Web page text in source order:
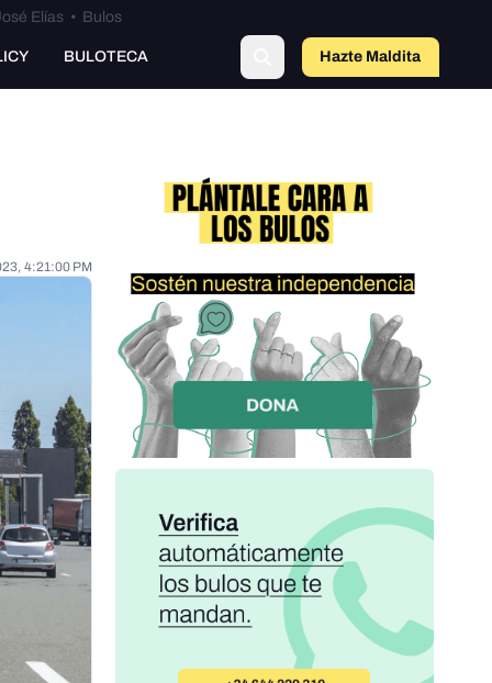
Elías• Bulos
BULOTECA Hazte Maldito
4:21:00 PM